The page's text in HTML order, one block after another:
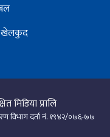
खेलकुद
मिडिया प्रालि
विभाग दर्ता नं. १९४२/०७६-७७